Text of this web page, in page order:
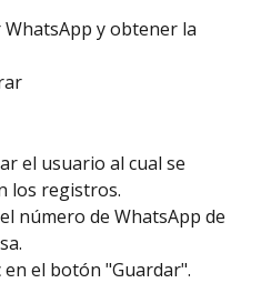
y obtener la
el usuario al cual se
los registros.
número de WhatsApp de
en el botón "Guardar".